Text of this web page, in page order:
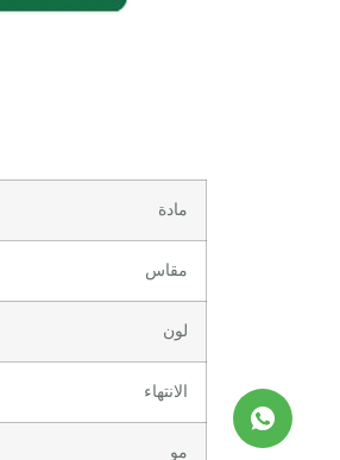
مادة
مقاس
لون
الانتهاء
مو